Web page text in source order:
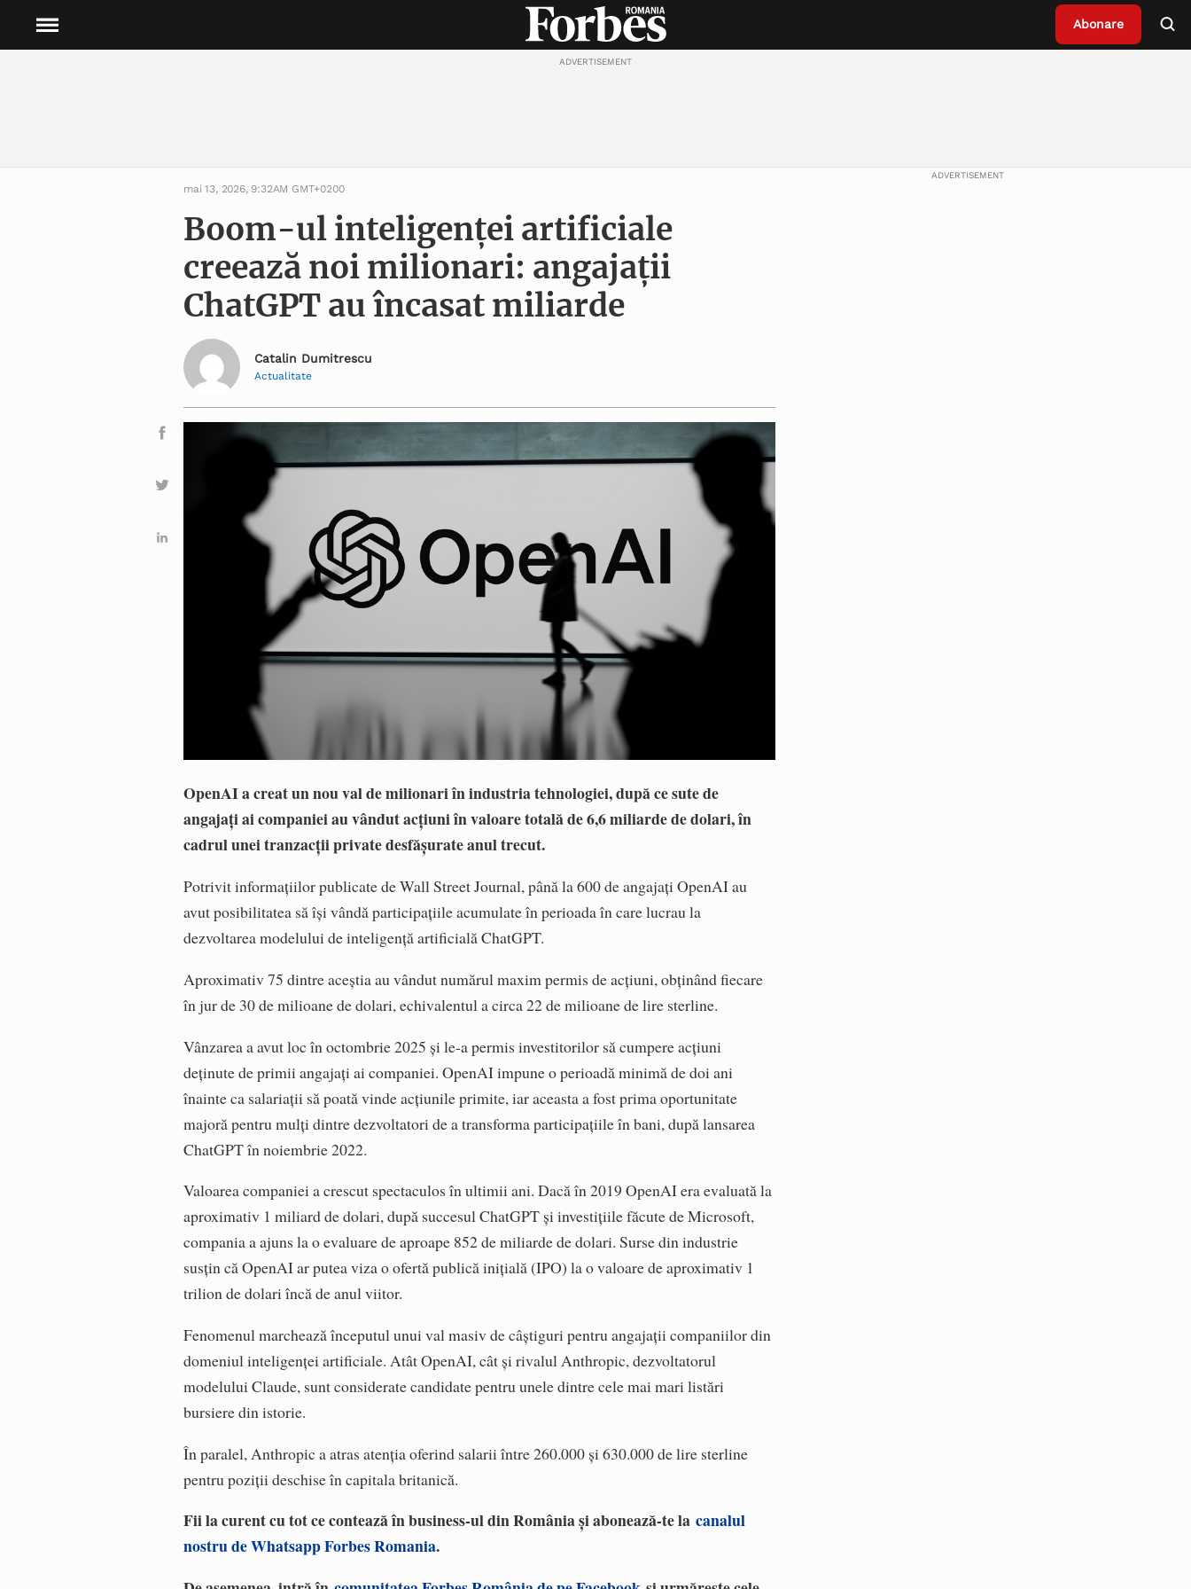
Abonare
ADVERTISEMENT
mai 13, 2026, 9:32AM GMT+0200
Boom-ul inteligenței artificiale
creează noi milionari: angajații
ChatGPT au încasat miliarde
Catalin Dumitrescu
Actualitate
OpenAI a creat un nou val de milionari în industria tehnologiei, după ce sute de
angajați ai companiei au vândut acțiuni în valoare totală de 6,6 miliarde de dolari, în
cadrul unei tranzacții private desfășurate anul trecut.
Potrivit informațiilor publicate de Wall Street Journal, până la 600 de angajați OpenAI au
avut posibilitatea să își vândă participațiile acumulate în perioada în care lucrau la
dezvoltarea modelului de inteligență artificială ChatGPT.
Aproximativ 75 dintre aceștia au vândut numărul maxim permis de acțiuni, obținând fiecare
în jur de 30 de milioane de dolari, echivalentul a circa 22 de milioane de lire sterline.
Vânzarea a avut loc în octombrie 2025 și le-a permis investitorilor să cumpere acțiuni
deținute de primii angajați ai companiei. OpenAI impune o perioadă minimă de doi ani
înainte ca salariații să poată vinde acțiunile primite, iar aceasta a fost prima oportunitate
majoră pentru mulți dintre dezvoltatori de a transforma participațiile în bani, după lansarea
ChatGPT în noiembrie 2022.
Valoarea companiei a crescut spectaculos în ultimii ani. Dacă în 2019 OpenAI era evaluată la
aproximativ 1 miliard de dolari, după succesul ChatGPT și investițiile făcute de Microsoft,
compania a ajuns la o evaluare de aproape 852 de miliarde de dolari. Surse din industrie
susțin că OpenAI ar putea viza o ofertă publică inițială (IPO) la o valoare de aproximativ 1
trilion de dolari încă de anul viitor.
Fenomenul marchează începutul unui val masiv de câștiguri pentru angajații companiilor din
domeniul inteligenței artificiale. Atât OpenAI, cât și rivalul Anthropic, dezvoltatorul
modelului Claude, sunt considerate candidate pentru unele dintre cele mai mari listări
bursiere din istorie.
În paralel, Anthropic a atras atenția oferind salarii între 260.000 și 630.000 de lire sterline
pentru poziții deschise în capitala britanică.
Fii la curent cu tot ce contează în business-ul din România și abonează-te lacanalul
nostru de Whatsapp Forbes Romania.